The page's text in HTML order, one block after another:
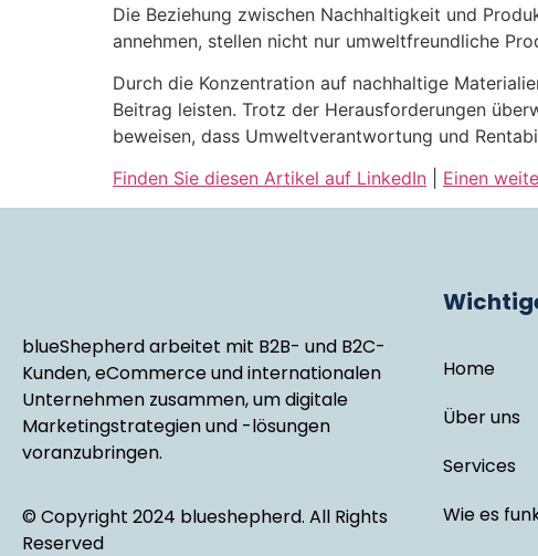
Die Beziehung zwischen Nachhaltigkeit und
annehmen, stellen nicht nur umweltfreundliche
Durch die Konzentration auf nachhaltige
Beitrag leisten. Trotz der Herausforderungen
beweisen, dass Umweltverantwortung und
Finden Sie diesen Artikel auf LinkedIn
Einen
blueShepherd arbeitet mit B2B- und B2C-
Kunden, eCommerce und internationalen
Unternehmen zusammen, um digitale
Marketingstrategien und -lösungen
voranzubringen.
© Copyright 2024 blueshepherd. All Rights
Reserved
Home
Über uns
Services
Wie es